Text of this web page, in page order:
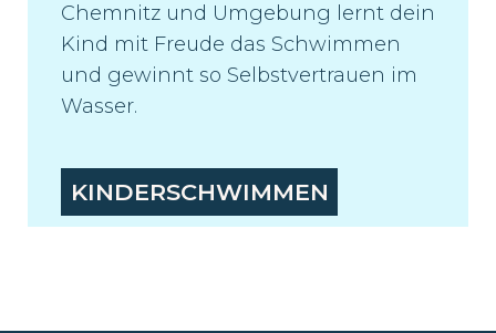
Chemnitz und Umgebung lernt dein
Kind mit Freude das Schwimmen
und gewinnt so Selbstvertrauen im
Wasser.
KINDERSCHWIMMEN